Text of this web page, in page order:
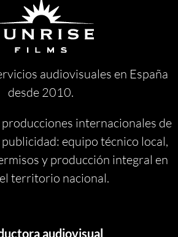
audiovisuales en España
desde 2010.
internacionales de
equipo técnico local,
y producción integral en
territorio nacional.
audiovisual